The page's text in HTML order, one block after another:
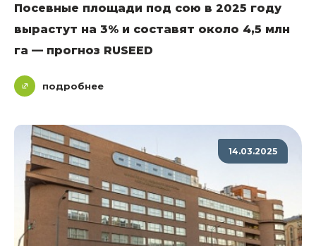
Посевные площади под сою в 2025 году
вырастут на 3% и составят около 4,5 млн
га — прогноз RUSEED
подробнее
14.03.2025